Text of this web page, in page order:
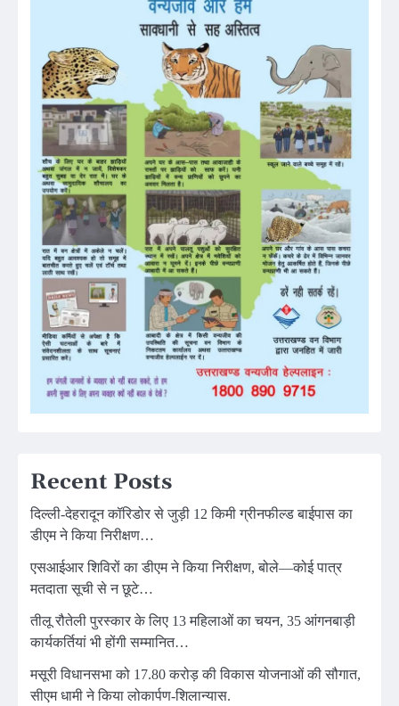
Recent Posts
दिल्ली-देहरादून कॉरिडोर से जुड़ी 12 किमी ग्रीनफील्ड बाईपास का
डीएम ने किया निरीक्षण…
एसआईआर शिविरों का डीएम ने किया निरीक्षण, बोले—कोई पात्र
मतदाता सूची से न छूटे…
तीलू रौतेली पुरस्कार के लिए 13 महिलाओं का चयन, 35 आंगनबाड़ी
कार्यकर्तियां भी होंगी सम्मानित…
मसूरी विधानसभा को 17.80 करोड़ की विकास योजनाओं की सौगात,
सीएम धामी ने किया लोकार्पण-शिलान्यास.